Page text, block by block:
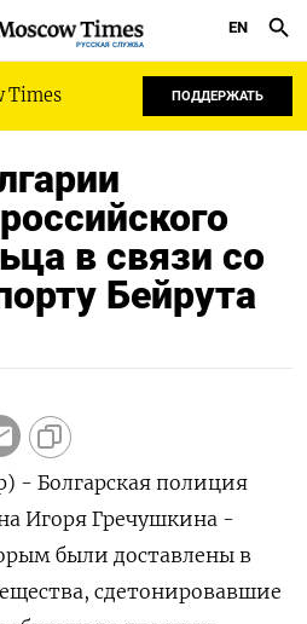
РУССКАЯ СЛУЖБА
EN
Times ПОДДЕРЖАТЬ
в связи со
Бейрута
- Болгарская полиция
Игоря Гречушкина -
были доставлены в
сдетонировавшие